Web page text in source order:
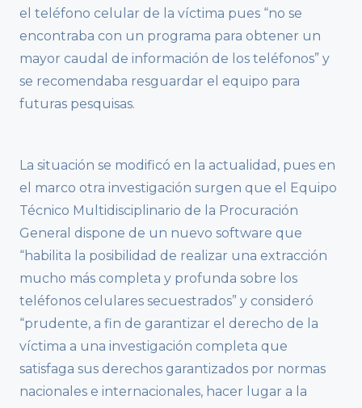
el teléfono celular de la víctima pues “no se
encontraba con un programa para obtener un
mayor caudal de información de los teléfonos” y
se recomendaba resguardar el equipo para
futuras pesquisas.
La situación se modificó en la actualidad, pues en
el marco otra investigación surgen que el Equipo
Técnico Multidisciplinario de la Procuración
General dispone de un nuevo software que
“habilita la posibilidad de realizar una extracción
mucho más completa y profunda sobre los
teléfonos celulares secuestrados” y consideró
“prudente, a fin de garantizar el derecho de la
víctima a una investigación completa que
satisfaga sus derechos garantizados por normas
nacionales e internacionales, hacer lugar a la